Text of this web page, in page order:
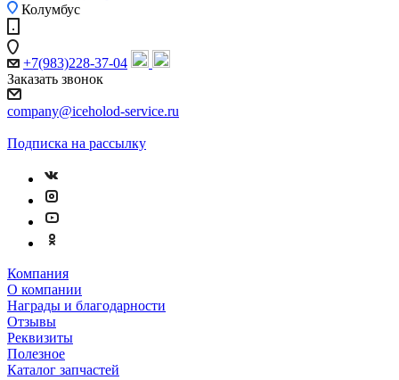
Колумбус
+7(983)228-37-04
Заказать звонок
company@iceholod-service.ru
Подписка на рассылку
Компания
О компании
Награды и благодарности
Отзывы
Реквизиты
Полезное
Каталог запчастей